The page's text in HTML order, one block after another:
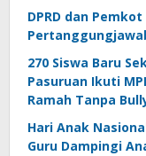
DPRD dan
270 Siswa Baru
Pasuruan Ikuti
Ramah Tanpa
Hari Anak
Guru Dampingi